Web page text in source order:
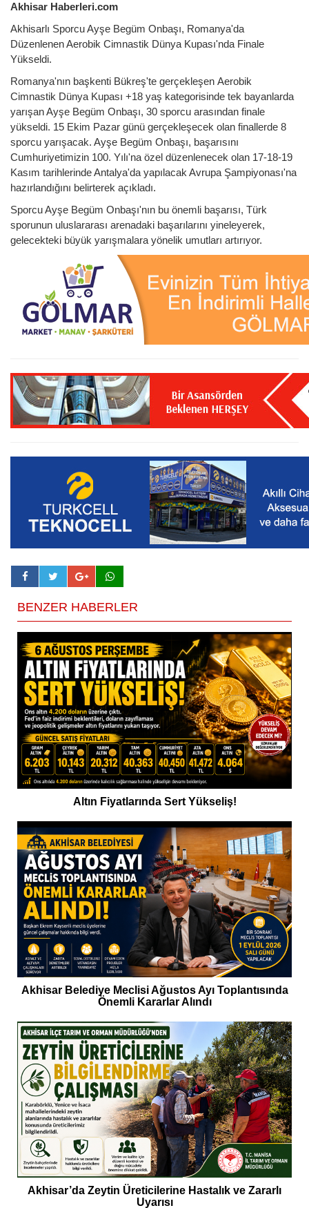
Akhisar Haberleri.com
Akhisarlı Sporcu Ayşe Begüm Onbaşı, Romanya'da
Düzenlenen Aerobik Cimnastik Dünya Kupası'nda Finale
Yükseldi.
Romanya'nın başkenti Bükreş'te gerçekleşen Aerobik
Cimnastik Dünya Kupası +18 yaş kategorisinde tek bayanlarda
yarışan Ayşe Begüm Onbaşı, 30 sporcu arasından finale
yükseldi. 15 Ekim Pazar günü gerçekleşecek olan finallerde 8
sporcu yarışacak. Ayşe Begüm Onbaşı, başarısını
Cumhuriyetimizin 100. Yılı'na özel düzenlenecek olan 17-18-19
Kasım tarihlerinde Antalya'da yapılacak Avrupa Şampiyonası'na
hazırlandığını belirterek açıkladı.
Sporcu Ayşe Begüm Onbaşı'nın bu önemli başarısı, Türk
sporunun uluslararası arenadaki başarılarını yineleyerek,
gelecekteki büyük yarışmalara yönelik umutları artırıyor.
BENZER HABERLER
Altın Fiyatlarında Sert Yükseliş!
Akhisar Belediye Meclisi Ağustos Ayı Toplantısında
Önemli Kararlar Alındı
Akhisar’da Zeytin Üreticilerine Hastalık ve Zararlı
Uyarısı